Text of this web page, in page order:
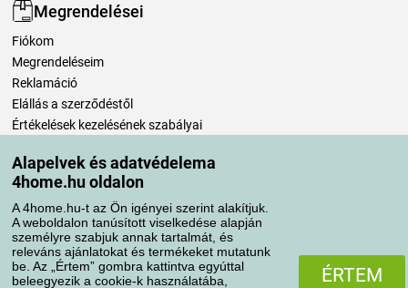
Alapelvek és adatvédelema
4home.hu oldalon
A 4home.hu-t az Ön igényei szerint alakítjuk.
A weboldalon tanúsított viselkedése alapján
személyre szabjuk annak tartalmát, és
releváns ajánlatokat és termékeket mutatunk
be. Az „Értem” gombra kattintva egyúttal
beleegyezik a cookie-k használatába,
ÉRTEM
Megrendelései
Fiókom
Megrendeléseim
Reklamáció
Elállás a szerződéstől
Értékelések kezelésének szabályai
Szállítási módok
Fizetési módok